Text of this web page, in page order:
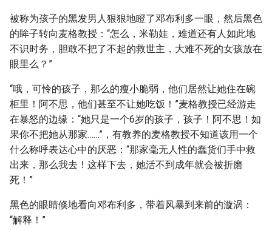
被称为孩子的黑发男人狠狠地瞪了邓布利多一眼，然后黑色
的眸子转向麦格教授：“怎么，米勒娃，难道还有人如此地
不识时务，胆敢不把了不起的救世主，大难不死的女孩放在
眼里么？”
“哦，可怜的孩子，那么的瘦小脆弱，他们居然让她住在碗
柜里！阿不思，他们甚至不让她吃饭！”麦格教授已经游走
在暴怒的边缘：“她只是一个6岁的孩子，孩子！阿不思！如
果你不把她从那家……”，有教养的麦格教授不知道该用一个
什么称呼表达心中的厌恶：“那家毫无人性的蠢货们手中救
出来，那么我去！这样下去，她活不到成年就会被折磨
死！”
黑色的眼睛倏地看向邓布利多，带着风暴到来前的漩涡：
“解释！”